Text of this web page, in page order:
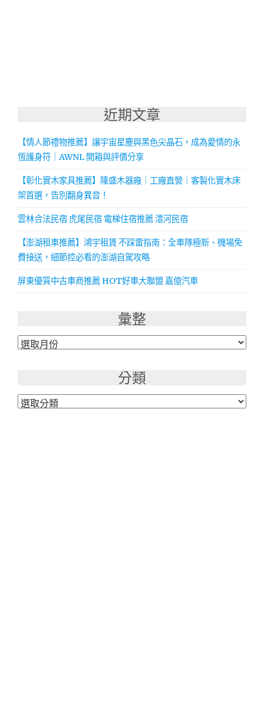
近期文章
【情人節禮物推薦】讓宇宙星塵與黑色尖晶石，成為愛情的永
恆護身符｜AWNL 開箱與評價分享
【彰化實木家具推薦】隆盛木器廠｜工廠直營｜客製化實木床
架首選，告別翻身異音！
雲林合法民宿 虎尾民宿 電梯住宿推薦 澐河民宿
【澎湖租車推薦】鴻宇租賃 不踩雷指南：全車隊極新、機場免
費接送，細節控必看的澎湖自駕攻略
屏東優質中古車商推薦 HOT好車大聯盟 嘉億汽車
彙整
彙
分類
分